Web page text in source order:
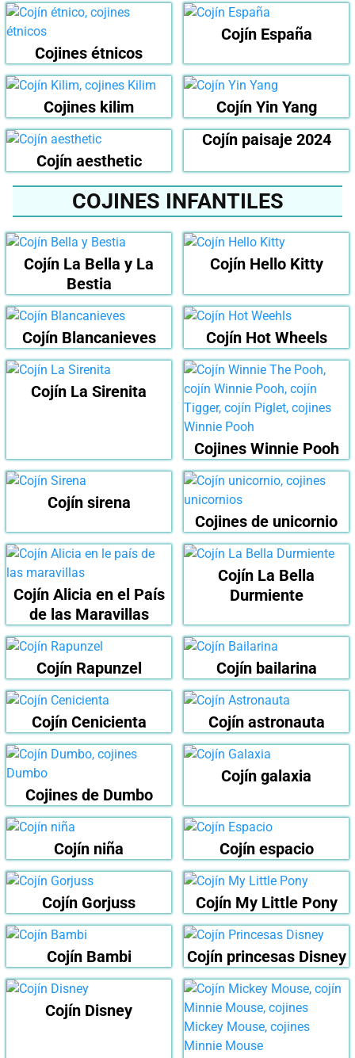
Cojines étnicos
Cojín España
Cojines kilim Cojín Yin Yang
Cojín aesthetic
Cojín paisaje 2024
COJINES INFANTILES
Cojín La Bella y La
Bestia
Cojín Hello Kitty
Cojín Blancanieves Cojín Hot Wheels
Cojín La Sirenita
Cojines Winnie Pooh
Cojín sirena
Cojines de unicornio
Cojín Alicia en el País
de las Maravillas
Cojín La Bella
Durmiente
Cojín Rapunzel Cojín bailarina
Cojín Cenicienta Cojín astronauta
Cojines de Dumbo
Cojín galaxia
Cojín niña Cojín espacio
Cojín Gorjuss Cojín My Little Pony
Cojín Bambi Cojín princesas Disney
Cojín Disney